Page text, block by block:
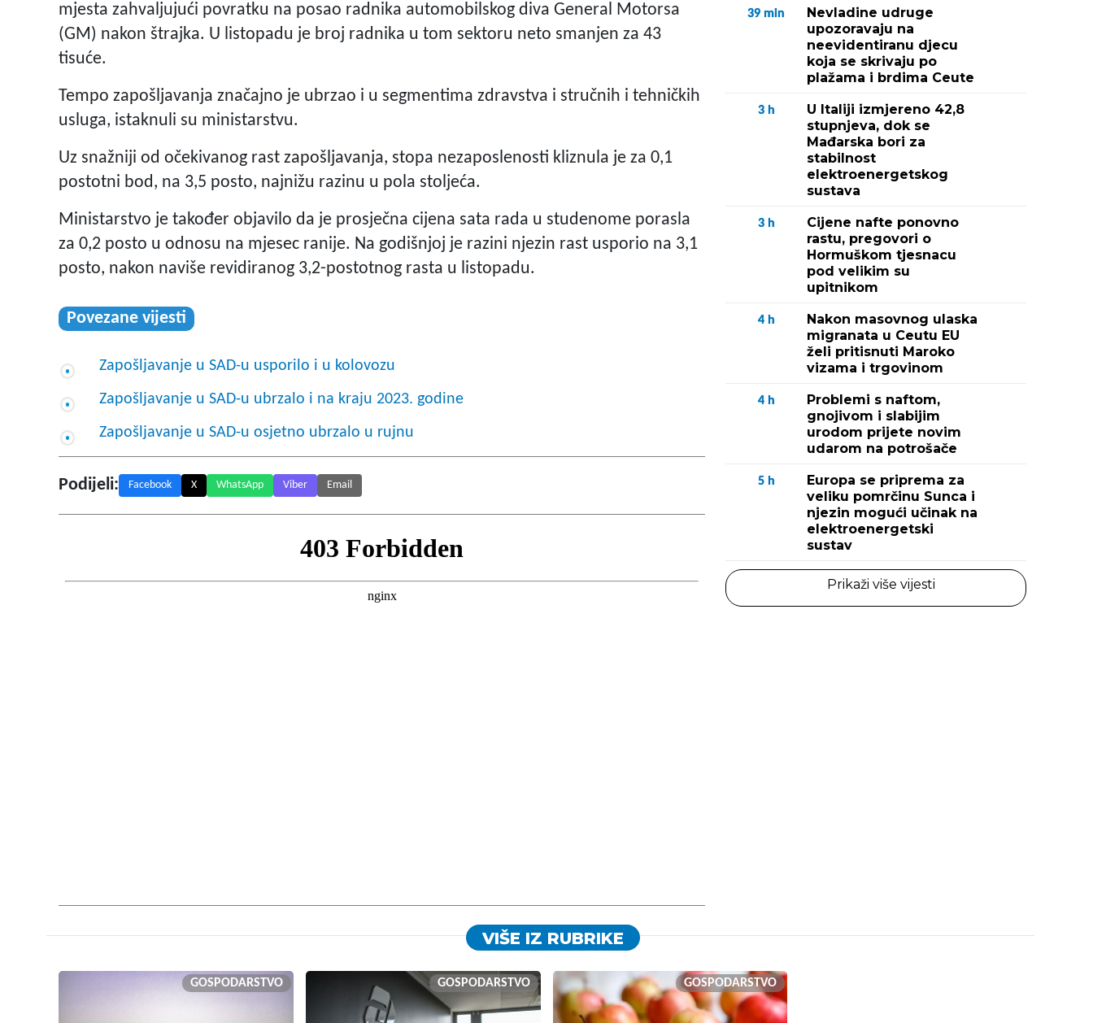
mjesta zahvaljujući povratku na posao radnika automobilskog diva General Motorsa
(GM) nakon štrajka. U listopadu je broj radnika u tom sektoru neto smanjen za 43
tisuće.
Tempo zapošljavanja značajno je ubrzao i u segmentima zdravstva i stručnih i tehničkih
usluga, istaknuli su ministarstvu.
Uz snažniji od očekivanog rast zapošljavanja, stopa nezaposlenosti kliznula je za 0,1
postotni bod, na 3,5 posto, najnižu razinu u pola stoljeća.
Ministarstvo je također objavilo da je prosječna cijena sata rada u studenome porasla
za 0,2 posto u odnosu na mjesec ranije. Na godišnjoj je razini njezin rast usporio na 3,1
posto, nakon naviše revidiranog 3,2-postotnog rasta u listopadu.
Povezane vijesti
Zapošljavanje u SAD-u usporilo i u kolovozu
Zapošljavanje u SAD-u ubrzalo i na kraju 2023. godine
Zapošljavanje u SAD-u osjetno ubrzalo u rujnu
Podijeli: Facebook X WhatsApp Viber Email
39 min
Nevladine udruge
upozoravaju na
neevidentiranu djecu
koja se skrivaju po
plažama i brdima Ceute
3 h
U Italiji izmjereno 42,8
stupnjeva, dok se
Mađarska bori za
stabilnost
elektroenergetskog
sustava
3 h
Cijene nafte ponovno
rastu, pregovori o
Hormuškom tjesnacu
pod velikim su
upitnikom
4 h
Nakon masovnog ulaska
migranata u Ceutu EU
želi pritisnuti Maroko
vizama i trgovinom
4 h
Problemi s naftom,
gnojivom i slabijim
urodom prijete novim
udarom na potrošače
5 h
Europa se priprema za
veliku pomrčinu Sunca i
njezin mogući učinak na
elektroenergetski
sustav
Prikaži više vijesti
VIŠE IZ RUBRIKE
GOSPODARSTVO GOSPODARSTVO GOSPODARSTVO